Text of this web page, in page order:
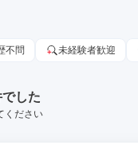
不問 未経験者歓迎
した
ください